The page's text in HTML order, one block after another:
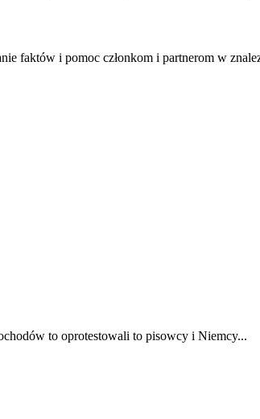
faktów i pomoc członkom i partnerom w
to oprotestowali to pisowcy i Niemcy...